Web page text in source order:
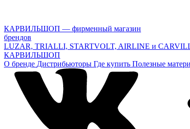
КАРВИЛЬШОП — фирменный магазин
брендов
LUZAR, TRIALLI, STARTVOLT, AIRLINE и
КАРВИЛЬШОП
О бренде Дистрибьюторы Где купить Полезные